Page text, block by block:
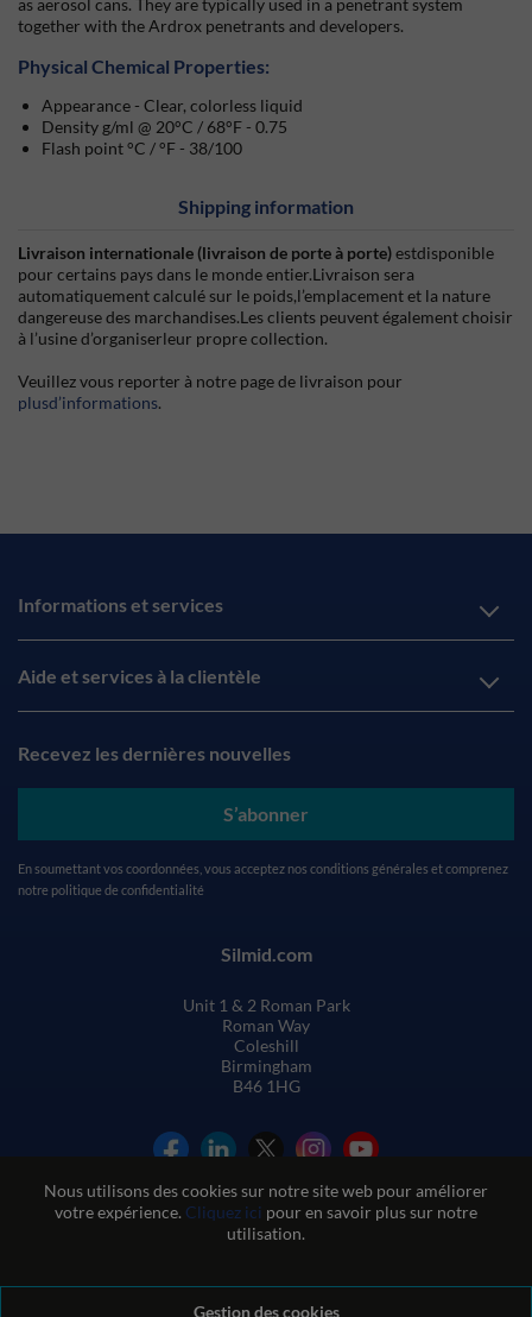
Nous utilisons des cookies sur notre site web pour améliorer
votre expérience. Cliquez ici pour en savoir plus sur notre
utilisation.
Gestion des cookies
as aerosol cans. They are typically used in a penetrant system
together with the Ardrox penetrants and developers.
Physical Chemical Properties:
Appearance - Clear, colorless liquid
Density g/ml @ 20°C / 68°F - 0.75
Flash point °C / °F - 38/100
Shipping information
Livraison internationale (livraison de porte à porte)estdisponible
pour certains pays dans le monde entier.Livraison sera
automatiquement calculé sur le poids,l’emplacement et la nature
dangereuse des marchandises.Les clients peuvent également choisir
à l’usine d’organiserleur propre collection.
Veuillez vous reporter à notre page de livraison pour
plusd’informations.
Informations et services
Aide et services à la clientèle
Recevez les dernières nouvelles
S’abonner
En soumettant vos coordonnées, vous acceptez nos conditions générales et comprenez
notre politique de confidentialité
Silmid.com
Unit 1 & 2 Roman Park
Roman Way
Coleshill
Birmingham
B46 1HG
Conditions générales de vente